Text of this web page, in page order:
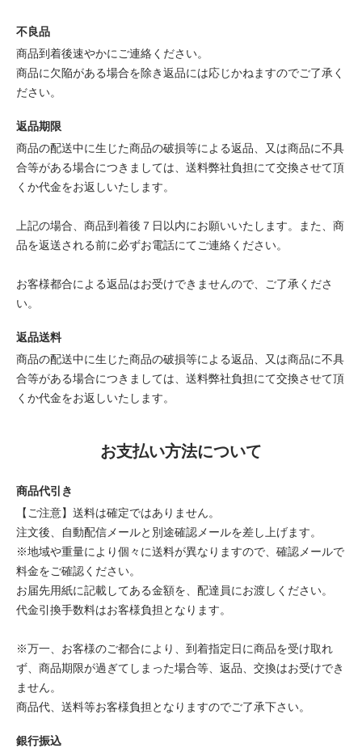
不良品
商品到着後速やかにご連絡ください。
商品に欠陥がある場合を除き返品には応じかねますのでご了承く
ださい。
返品期限
商品の配送中に生じた商品の破損等による返品、又は商品に不具
合等がある場合につきましては、送料弊社負担にて交換させて頂
くか代金をお返しいたします。
上記の場合、商品到着後７日以内にお願いいたします。また、商
品を返送される前に必ずお電話にてご連絡ください。
お客様都合による返品はお受けできませんので、ご了承くださ
い。
返品送料
商品の配送中に生じた商品の破損等による返品、又は商品に不具
合等がある場合につきましては、送料弊社負担にて交換させて頂
くか代金をお返しいたします。
お支払い方法について
商品代引き
【ご注意】送料は確定ではありません。
注文後、自動配信メールと別途確認メールを差し上げます。
※地域や重量により個々に送料が異なりますので、確認メールで
料金をご確認ください。
お届先用紙に記載してある金額を、配達員にお渡しください。
代金引換手数料はお客様負担となります。
※万一、お客様のご都合により、到着指定日に商品を受け取れ
ず、商品期限が過ぎてしまった場合等、返品、交換はお受けでき
ません。
商品代、送料等お客様負担となりますのでご了承下さい。
銀行振込